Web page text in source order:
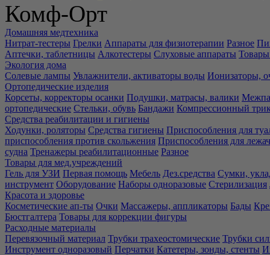
Комф-Орт
Домашняя медтехника
Нитрат-тестеры Грелки Аппараты для физиотерапии Разное
Аптечки, таблетницы Алкотестеры Слуховые аппараты Товары
Экология дома
Солевые лампы Увлажнители, активаторы воды Ионизаторы,
Ортопедические изделия
Корсеты, корректоры осанки Подушки, матрасы, валики
ортопедические Стельки, обувь Бандажи Компрессионный
Средства реабилитации и гигиены
Ходунки, роляторы Средства гигиены Приспособления для
приспособления против скольжения Приспособления для
судна Тренажеры реабилитационные Разное
Товары для мед.учреждений
Гель для УЗИ Первая помощь Мебель Дез.средства Сумки,
инструмент Оборудование Наборы одноразовые Стерилизация
Красота и здоровье
Косметические ап-ты Очки Массажеры, аппликаторы Бады
Бюстгалтера Товары для коррекции фигуры
Расходные материалы
Перевязочный материал Трубки трахеостомические Трубки
Инструмент одноразовый Перчатки Катетеры, зонды, стенты